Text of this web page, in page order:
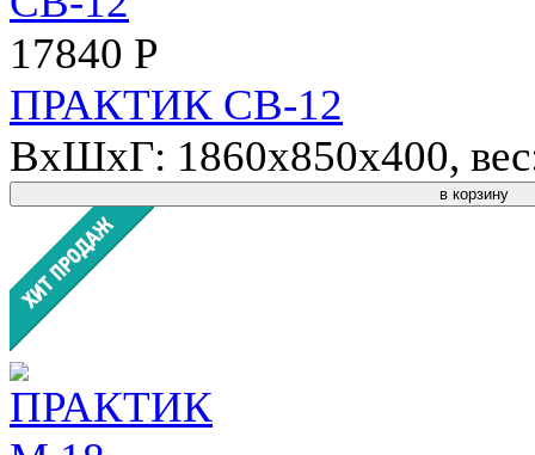
17840 Р
ПРАКТИК СВ-12
ВхШхГ: 1860x850x400,
в корзину